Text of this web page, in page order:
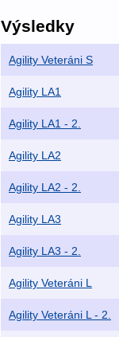
Výsledky
Agility Veteráni S
Agility LA1
Agility LA1 - 2.
Agility LA2
Agility LA2 - 2.
Agility LA3
Agility LA3 - 2.
Agility Veteráni L
Agility Veteráni L - 2.